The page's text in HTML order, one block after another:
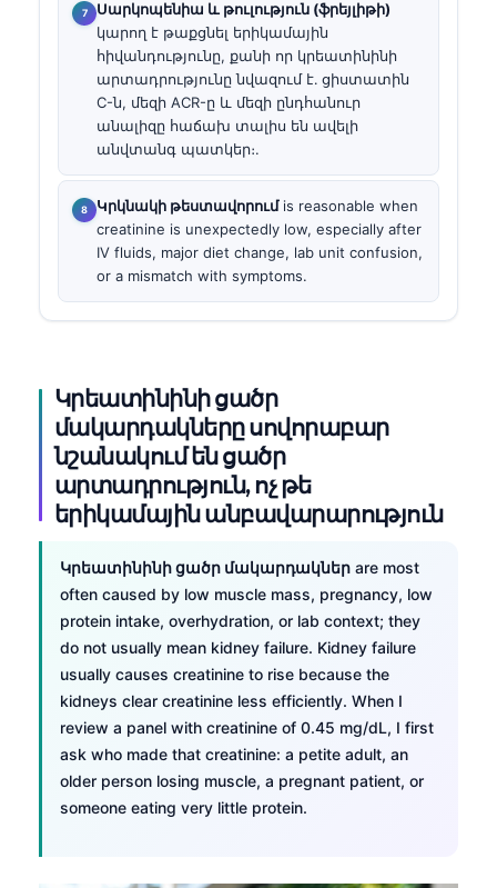
Սարկոպենիա և թուլություն (ֆրեյլիթի)
կարող է թաքցնել երիկամային
հիվանդությունը, քանի որ կրեատինինի
արտադրությունը նվազում է․ ցիստատին
C-ն, մեզի ACR-ը և մեզի ընդհանուր
անալիզը հաճախ տալիս են ավելի
անվտանգ պատկեր։.
Կրկնակի թեստավորումis reasonable when
creatinine is unexpectedly low, especially after
IV fluids, major diet change, lab unit confusion,
or a mismatch with symptoms.
Կրեատինինի ցածր
մակարդակները սովորաբար
նշանակում են ցածր
արտադրություն, ոչ թե
երիկամային անբավարարություն
Կրեատինինի ցածր մակարդակներ are most
often caused by low muscle mass, pregnancy, low
protein intake, overhydration, or lab context; they
do not usually mean kidney failure. Kidney failure
usually causes creatinine to rise because the
kidneys clear creatinine less efficiently. When I
review a panel with creatinine of 0.45 mg/dL, I first
ask who made that creatinine: a petite adult, an
older person losing muscle, a pregnant patient, or
someone eating very little protein.